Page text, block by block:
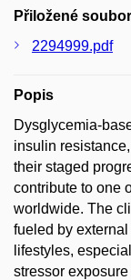
Přiložené
2294999.pdf
Popis
Dysglycemia-
insulin
their staged
contribute to one
worldwide. The
fueled by
lifestyles,
stressor